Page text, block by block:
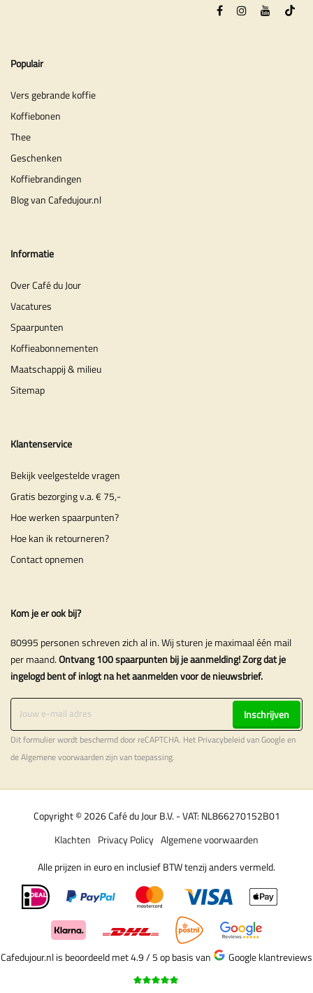
Populair
Vers gebrande koffie
Koffiebonen
Thee
Geschenken
Koffiebrandingen
Blog van Cafedujour.nl
Informatie
Over Café du Jour
Vacatures
Spaarpunten
Koffieabonnementen
Maatschappij & milieu
Sitemap
Klantenservice
Bekijk veelgestelde vragen
Gratis bezorging v.a. € 75,-
Hoe werken spaarpunten?
Hoe kan ik retourneren?
Contact opnemen
Kom je er ook bij?
80995 personen schreven zich al in. Wij sturen je maximaal één mail
per maand.Ontvang 100 spaarpunten bij je aanmelding! Zorg dat je
ingelogd bent of inlogt na het aanmelden voor de nieuwsbrief.
Inschrijven
Dit formulier wordt beschermd door reCAPTCHA. Het Privacybeleidvan Google en
deAlgemene voorwaardenzijn van toepassing.
Copyright © 2026 Café du Jour B.V. - VAT: NL866270152B01
Algemene voorwaarden
Privacy Policy
Klachten
Alle prijzen in euro en inclusief BTW tenzij anders vermeld.
Cafedujour.nl is beoordeeld met 4.9 / 5op basis van Google klantreviews